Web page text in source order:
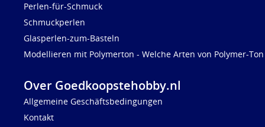
Perlen-für-Schmuck
Schmuckperlen
Glasperlen-zum-Basteln
Modellieren mit Polymerton - Welche Arten von Polymer-
Over Goedkoopstehobby.nl
Allgemeine Geschäftsbedingungen
Kontakt